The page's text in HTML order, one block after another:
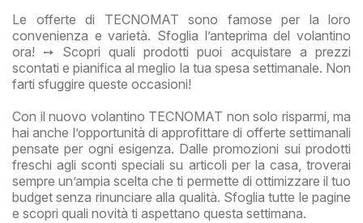
Le offerte di TECNOMAT sono famose per la loro
convenienza e varietà. Sfoglia l’anteprima del volantino
ora! ➙ Scopri quali prodotti puoi acquistare a prezzi
scontati e pianifica al meglio la tua spesa settimanale. Non
farti sfuggire queste occasioni!
Con il nuovo volantino TECNOMAT non solo risparmi, ma
hai anche l’opportunità di approfittare di offerte settimanali
pensate per ogni esigenza. Dalle promozioni sui prodotti
freschi agli sconti speciali su articoli per la casa, troverai
sempre un’ampia scelta che ti permette di ottimizzare il tuo
budget senza rinunciare alla qualità. Sfoglia tutte le pagine
e scopri quali novità ti aspettano questa settimana.